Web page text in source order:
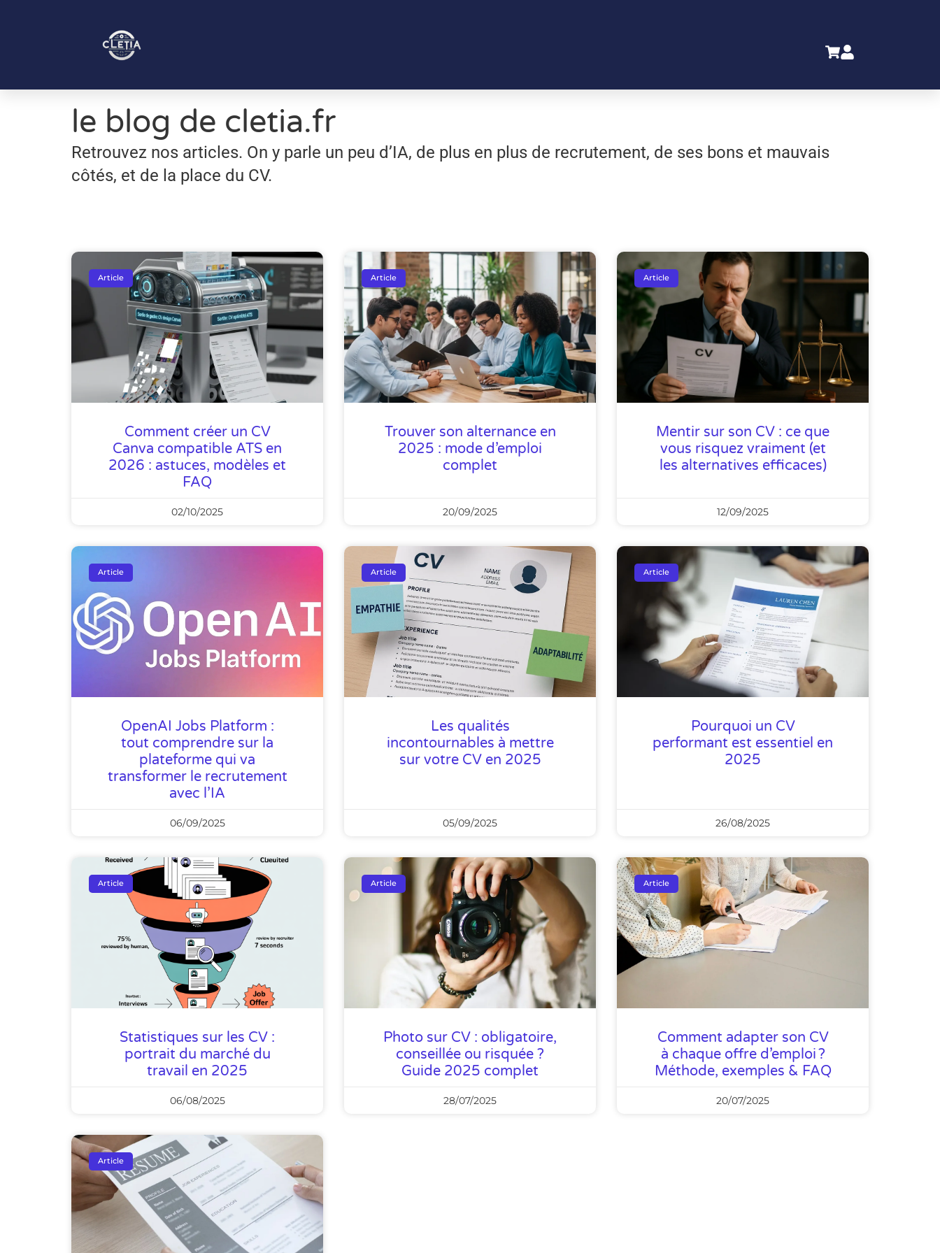
le blog de cletia.fr
Retrouvez nos articles. On y parle un peu d’IA, de plus en plus de recrutement, de ses bons et mauvais
côtés, et de la place du CV.
Article
Comment créer un CV
Canva compatible ATS en
2026 : astuces, modèles et
FAQ
02/10/2025
Article
Trouver son alternance en
2025 : mode d’emploi
complet
20/09/2025
Article
Mentir sur son CV : ce que
vous risquez vraiment (et
les alternatives efficaces)
12/09/2025
Article
OpenAI Jobs Platform :
tout comprendre sur la
plateforme qui va
transformer le recrutement
avec l’IA
06/09/2025
Article
Les qualités
incontournables à mettre
sur votre CV en 2025
05/09/2025
Article
Pourquoi un CV
performant est essentiel en
2025
26/08/2025
Article
Statistiques sur les CV :
portrait du marché du
travail en 2025
06/08/2025
Article
Photo sur CV : obligatoire,
conseillée ou risquée ?
Guide 2025 complet
28/07/2025
Article
Comment adapter son CV
à chaque offre d’emploi ?
Méthode, exemples & FAQ
20/07/2025
Article